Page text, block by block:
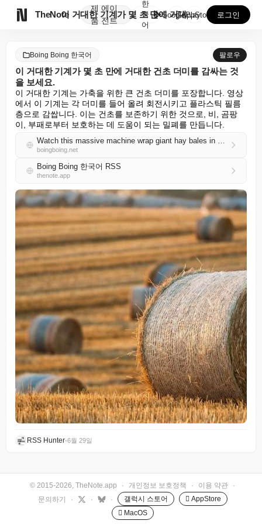
TheNote
제
품
에이
전트
이 거대한 기계가 몇 초 만에 거대한 건초 더미를 감싸...
한
국
어
GooglePlay
AppStore 로그인
Boing Boing 한국어 팔로우
이 거대한 기계가 몇 초 만에 거대한 건초 더미를 감싸는 것
을 보세요.
이 거대한 기계는 가축을 위한 큰 건초 더미를 포장합니다. 영상
에서 이 기계는 각 더미를 들어 올려 회전시키고 플라스틱 필름
층으로 감쌉니다. 이는 건초를 보존하기 위한 것으로, 비, 곰팡
이, 부패로부터 보호하는 데 도움이 되는 밀폐를 만듭니다.
Watch this massive machine wrap giant hay bales in seconds
boingboing.net
Boing Boing 한국어 RSS
thenote.app
RSS Hunter•6월 29일
© 2015-2026, TheNote.app · 개인정보 보호정책 · 이용 약관
·
문의하기
· · · 갤럭시 스토어
 AppStore
 MacOS